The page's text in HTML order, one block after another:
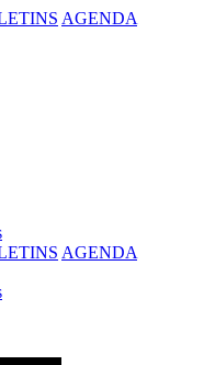
AGENDA
AGENDA